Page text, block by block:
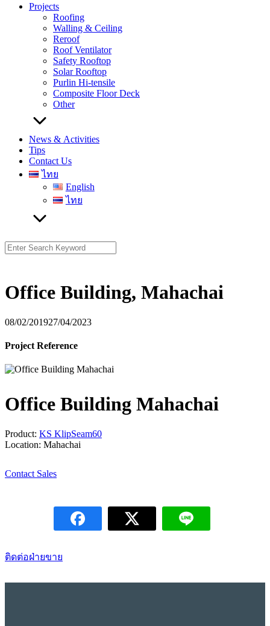
Projects
Roofing
Walling & Ceiling
Reroof
Roof Ventilator
Safety Rooftop
Solar Rooftop
Purlin Hi-tensile
Composite Floor Deck
Other
News & Activities
Tips
Contact Us
ไทย
English
ไทย
Search
for:
Office Building, Mahachai
08/02/201927/04/2023
Project Reference
Office Building Mahachai
Product: KS KlipSeam60
Location: Mahachai
Contact Sales
ติดต่อฝ่ายขาย